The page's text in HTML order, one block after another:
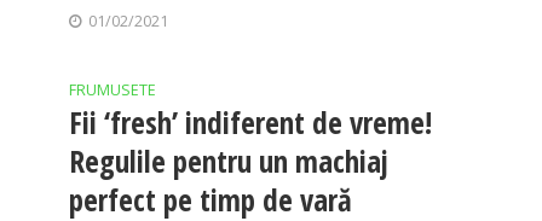
01/02/2021
FRUMUSETE
Fii ‘fresh’ indiferent de vreme!
Regulile pentru un machiaj
perfect pe timp de vară